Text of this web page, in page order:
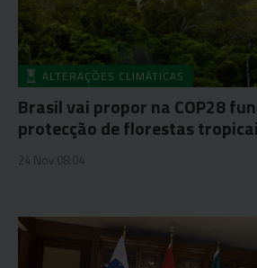
ALTERAÇÕES CLIMÁTICAS
Brasil vai propor na COP28
protecção de florestas
24 Nov 08:04